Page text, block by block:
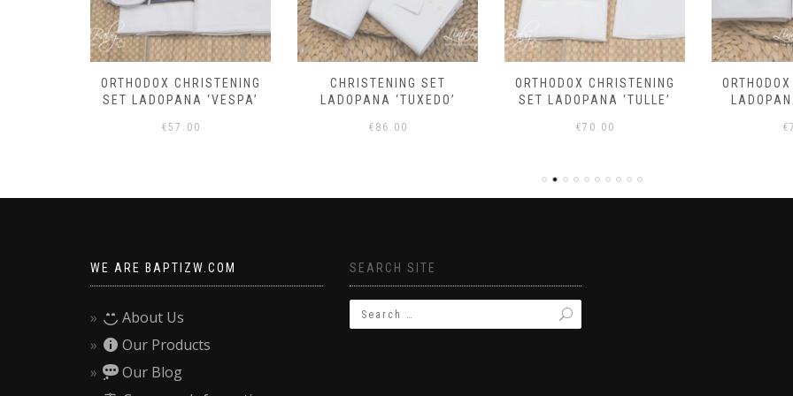
ORTHODOX CHRISTENING
SET LADOPANA ‘VESPA’
€57.00
CHRISTENING SET
LADOPANA ‘TUXEDO’
€ 86.00
ORTHODOX CHRISTENING
SET LADOPANA ‘TULLE’
€70.00 €
WE ARE BAPTIZW.COM
About Us
Our Products
Our Blog
SEARCH SITE